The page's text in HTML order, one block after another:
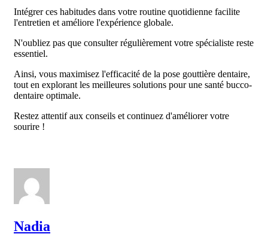
Intégrer ces habitudes dans votre routine quotidienne facilite
l'entretien et améliore l'expérience globale.
N'oubliez pas que consulter régulièrement votre spécialiste reste
essentiel.
Ainsi, vous maximisez l'efficacité de la pose gouttière dentaire,
tout en explorant les meilleures solutions pour une santé bucco-
dentaire optimale.
Restez attentif aux conseils et continuez d'améliorer votre
sourire !
Nadia